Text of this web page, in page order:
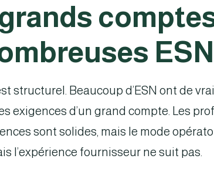
ESN
structurel. Beaucoup d’ESN ont de
exigences d’un grand compte. Les
sont solides, mais le mode
l’expérience fournisseur ne suit pas.